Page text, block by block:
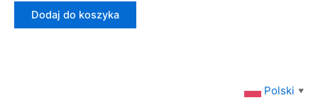
Dodaj do koszyka
Polski ▼